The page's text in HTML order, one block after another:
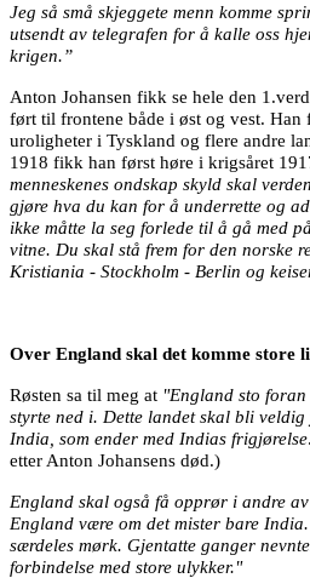
Jeg så små skjeggete menn komme
utsendt av telegrafen for å kalle oss
krigen.”
Anton Johansen fikk se hele den
ført til frontene både i øst og vest. Han
uroligheter i Tyskland og flere andre
1918 fikk han først høre i krigsåret
menneskenes ondskap skyld skal
gjøre hva du kan for å underrette og
ikke måtte la seg forlede til å gå med
vitne. Du skal stå frem for den norske
Kristiania - Stockholm - Berlin og
Over England skal det komme store
Røsten sa til meg at "England sto
styrte ned i. Dette landet skal bli
India, som ender med Indias frigjørelse
etter Anton Johansens død.)
England skal også få opprør i andre
England være om det mister bare
særdeles mørk. Gjentatte ganger
forbindelse med store ulykker."